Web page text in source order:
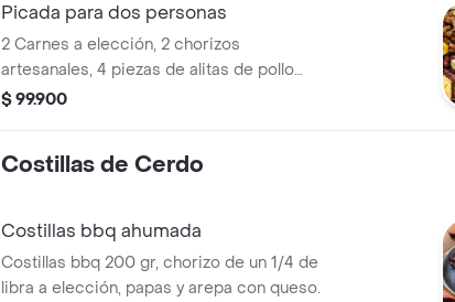
Picada para dos personas
2 Carnes a elección, 2 chorizos
artesanales, 4 piezas de alitas de pollo
ahumadas, arepa de queso, papas en
$ 99.900
Costillas de Cerdo
Costillas bbq ahumada
Costillas bbq 200 gr, chorizo de un 1/4 de
libra a elección, papas y arepa con queso.